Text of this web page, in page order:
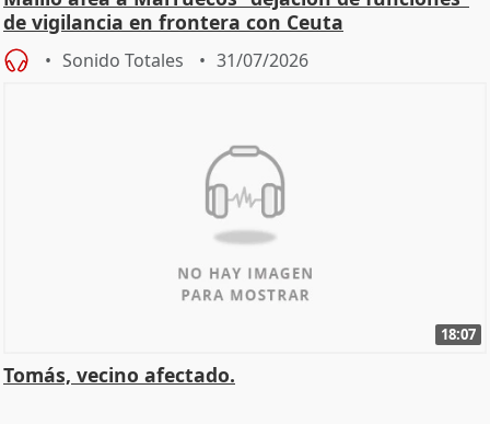
de vigilancia en frontera con Ceuta
Sonido Totales 31/07/2026
18:07
Tomás, vecino afectado.